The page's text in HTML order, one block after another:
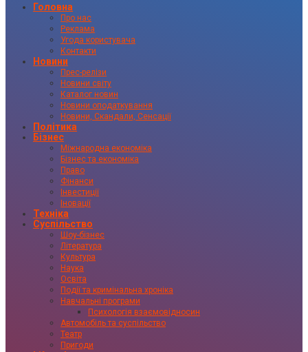
Головна
Про нас
Реклама
Угода користувача
Контакти
Новини
Прес-релізи
Новини світу
Каталог новин
Новини оподаткування
Новини, Скандали, Сенсації
Політика
Бізнес
Міжнародна економіка
Бізнес та економіка
Право
Фінанси
Інвестиції
Іновації
Техніка
Суспільство
Шоу-бізнес
Література
Культура
Наука
Освіта
Події та кримінальна хроніка
Навчальні програми
Психологія взаємовідносин
Автомобіль та суспільство
Театр
Пригоди